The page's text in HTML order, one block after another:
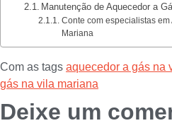
Manutenção de Aquecedor a
Conte com especialistas
Mariana
Com as tags aquecedor a gás na
gás na vila mariana
Deixe um